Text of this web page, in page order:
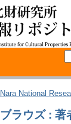
Nara National
ブラウズ :